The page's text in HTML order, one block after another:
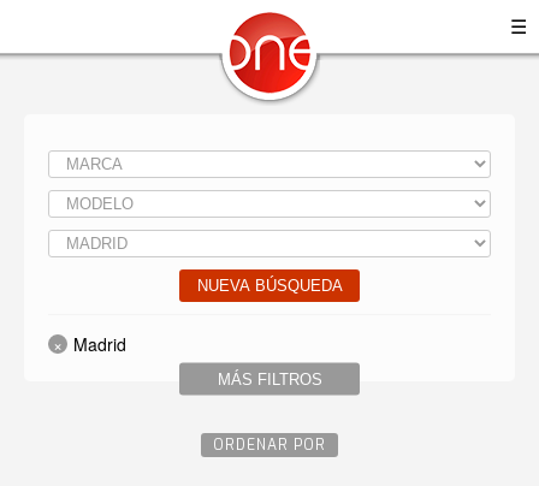
☰
NUEVA BÚSQUEDA
MÁS FILTROS
Madrid
ORDENAR POR